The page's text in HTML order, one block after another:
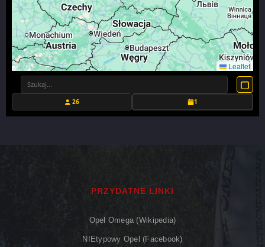
Leaflet
26 1
PRZYDATNE LINKI
Opel Omega (Wikipedia)
NIEtypowy Opel (Facebook)